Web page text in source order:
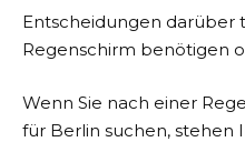
Entscheidungen darüber
Regenschirm benötigen
Wenn Sie nach einer
für Berlin suchen, stehen